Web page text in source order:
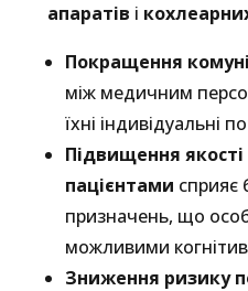
апаратів і
Покращення
між медичним
їхні індивідуальні
Підвищення
пацієнтами
призначень, що
можливими
Зниження ризику